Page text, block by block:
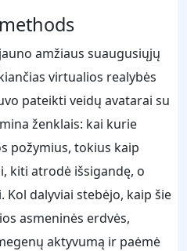
amžiaus suaugusiųjų
virtualios realybės
pateikti veidų avatarai su
ženklais: kai kurie
požymius, tokius kaip
kiti atrodė išsigandę, o
dalyviai stebėjo, kaip šie
asmeninės erdvės,
aktyvumą ir paėmė